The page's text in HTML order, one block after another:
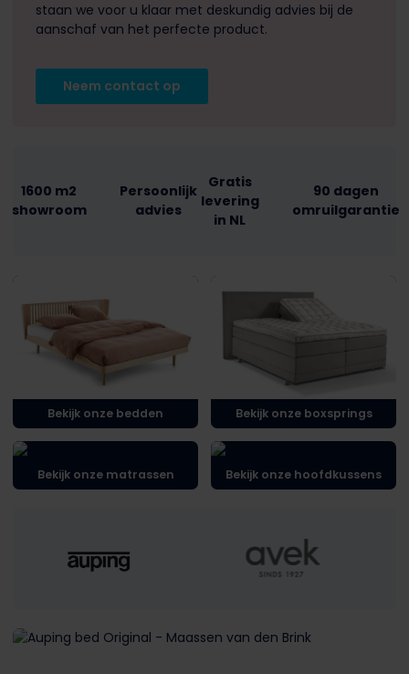
staan we voor u klaar met deskundig advies bij de
aanschaf van het perfecte product.
Neem contact op
1600 m2
showroom
Persoonlijk
advies
Gratis
levering
in NL
90 dagen
omruilgarantie
Bekijk onze bedden Bekijk onze boxsprings
Bekijk onze matrassen Bekijk onze hoofdkussens